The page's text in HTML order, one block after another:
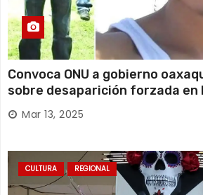
Convoca ONU a gobierno
sobre desaparición forzada en
Mar 13, 2025
CULTURA REGIONAL